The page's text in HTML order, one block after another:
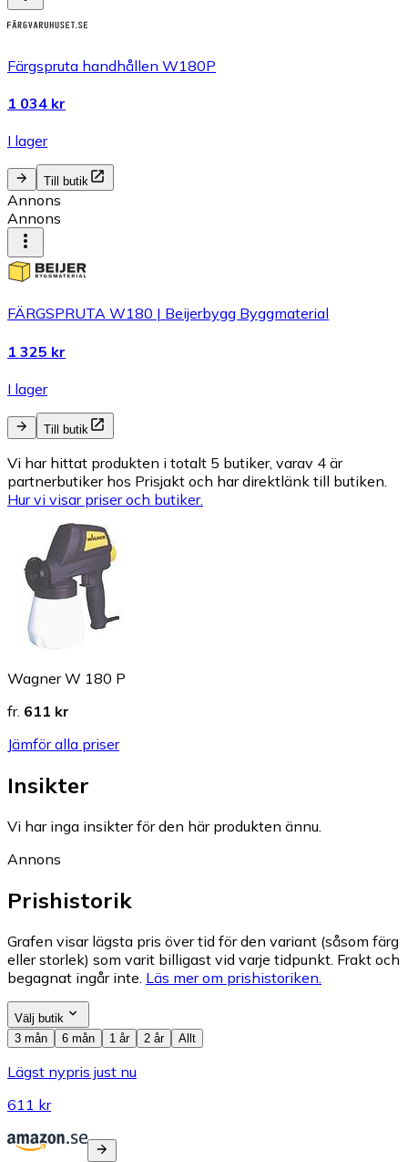
Färgspruta handhållen W180P
1 034 kr
I lager
Till butik
Annons
Annons
FÄRGSPRUTA W180 | Beijerbygg Byggmaterial
1 325 kr
I lager
Till butik
Vi har hittat produkten i totalt 5 butiker, varav 4 är
partnerbutiker hos Prisjakt och har direktlänk till butiken.
Hur vi visar priser och butiker.
Wagner W 180 P
fr. 611 kr
Jämför alla priser
Insikter
Vi har inga insikter för den här produkten ännu.
Annons
Prishistorik
Grafen visar lägsta pris över tid för den variant (såsom färg
eller storlek) som varit billigast vid varje tidpunkt. Frakt och
begagnat ingår inte. Läs mer om prishistoriken.
Välj butik
3 mån
6 mån 1 år 2 år Allt
Lägst nypris just nu
611 kr